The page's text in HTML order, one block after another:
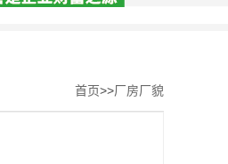
首页>>厂房厂貌